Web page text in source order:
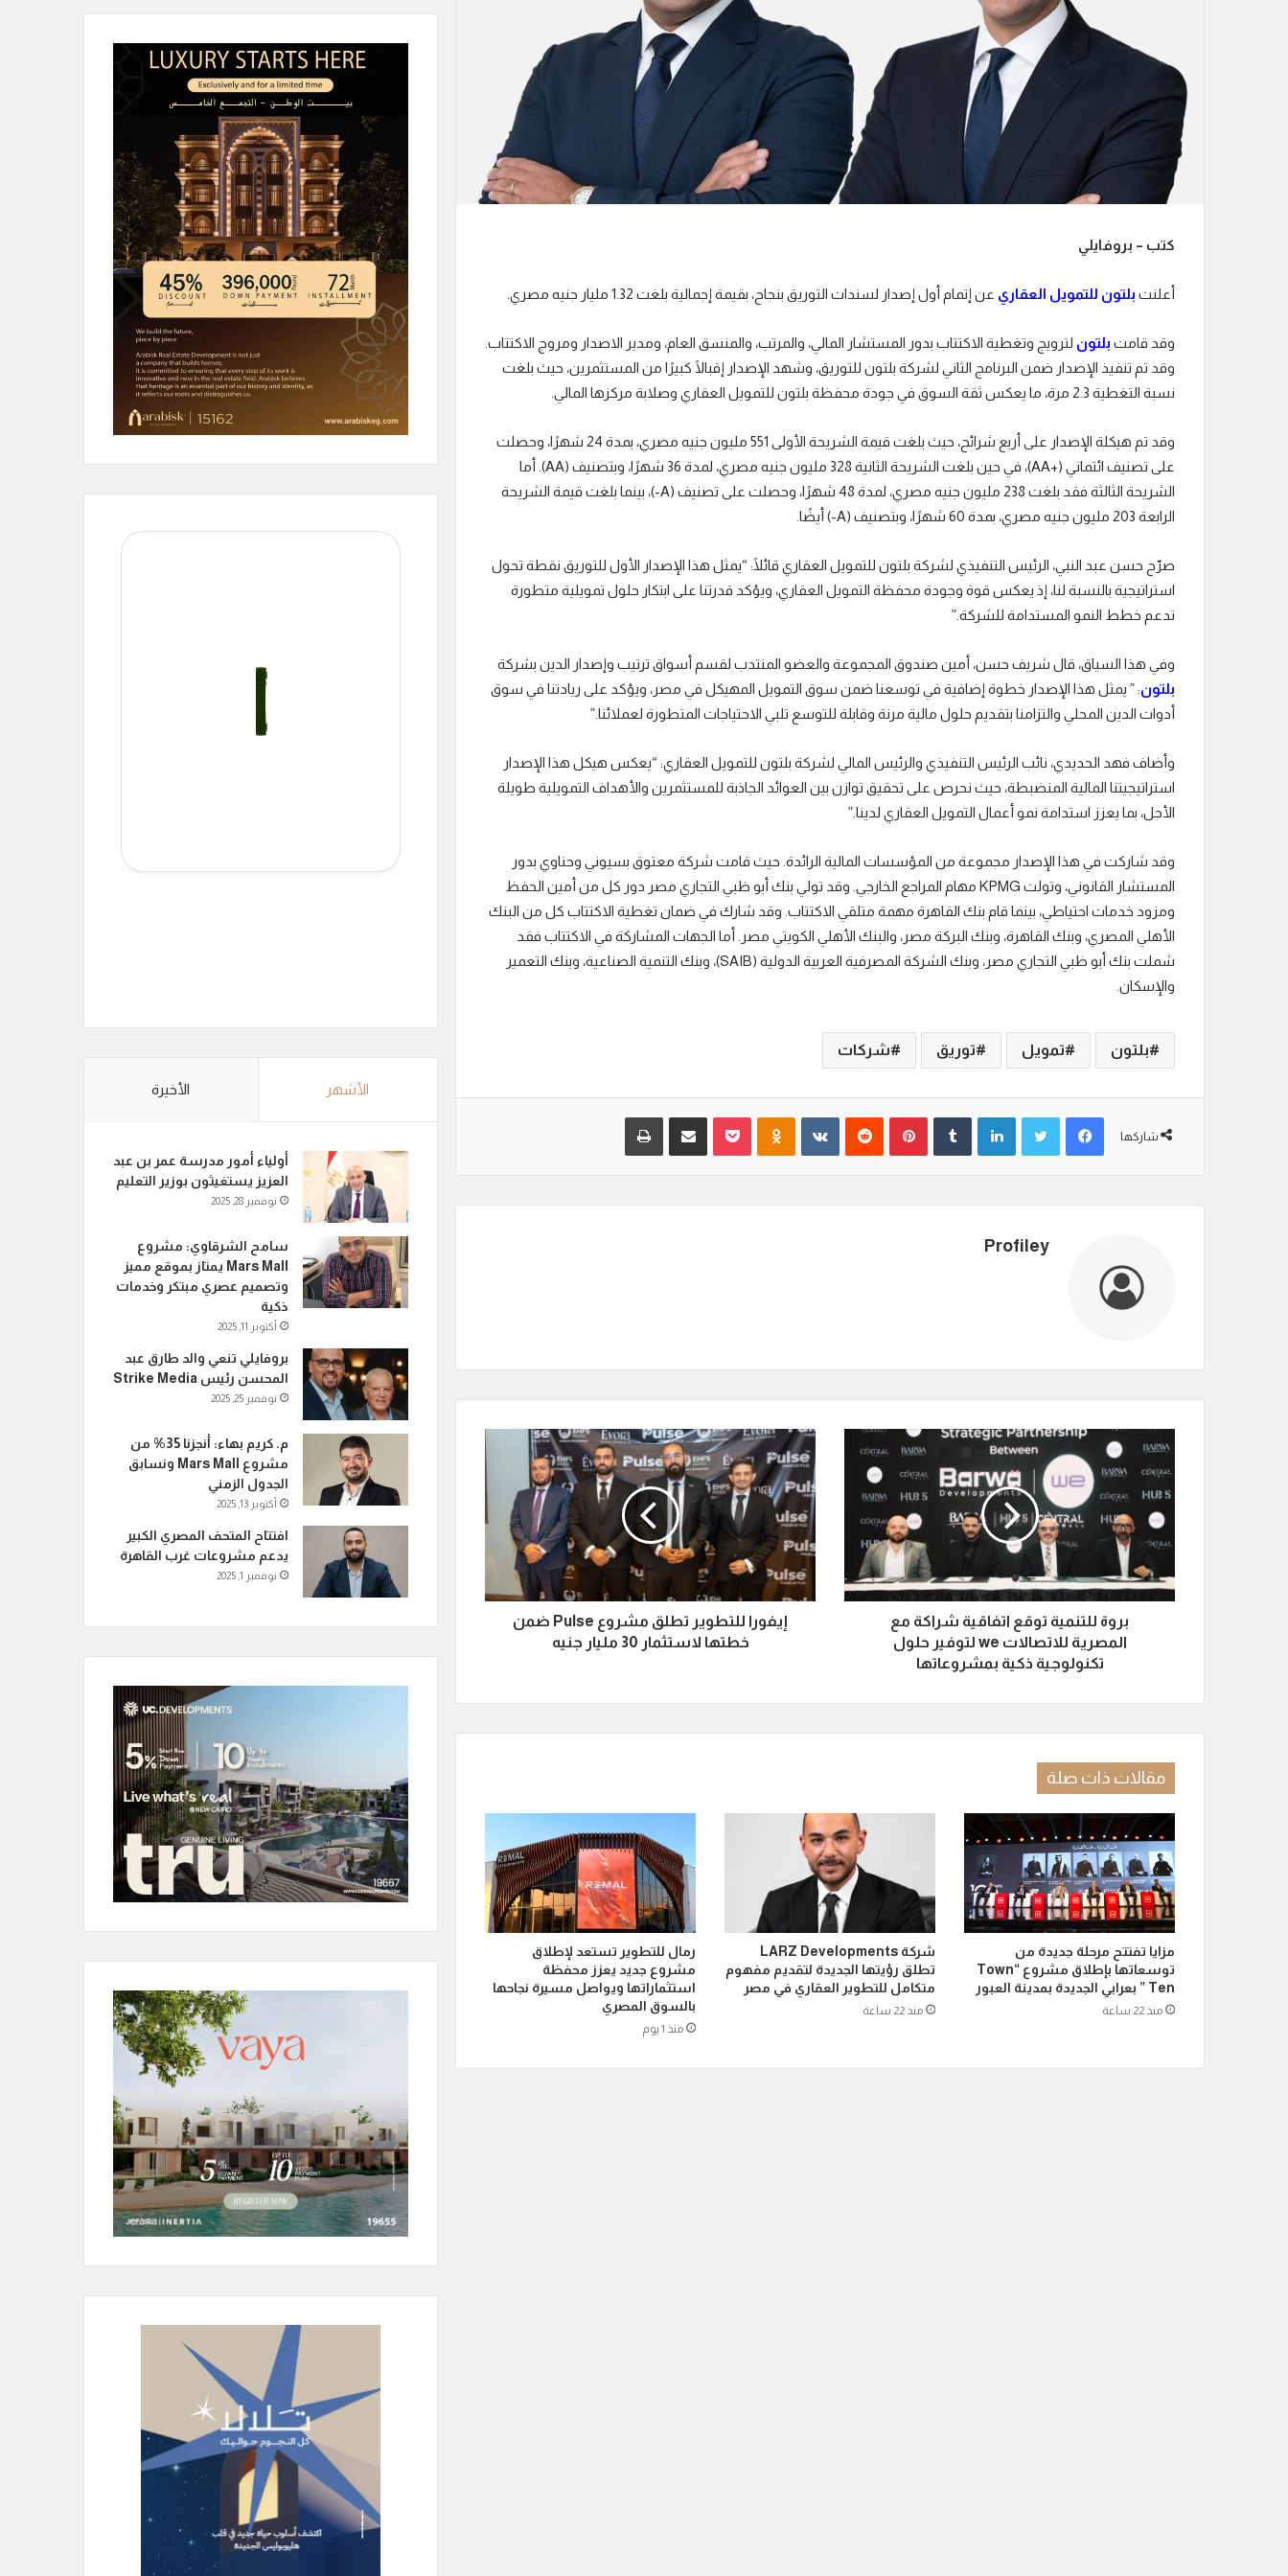
كتب – بروفايلي
أعلنت بلتون للتمويل العقاري عن إتمام أول إصدار لسندات التوريق بنجاح، بقيمة إجمالية بلغت 1.32 مليار جنيه مصري.
وقد قامت بلتون لترويج وتغطية الاكتتاب بدور المستشار المالي، والمرتب، والمنسق العام، ومدير الاصدار ومروج الاكتتاب.
وقد تم تنفيذ الإصدار ضمن البرنامج الثاني لشركة بلتون للتوريق، وشهد الإصدار إقبالًا كبيرًا من المستثمرين، حيث بلغت
نسبة التغطية 2.3 مرة، ما يعكس ثقة السوق في جودة محفظة بلتون للتمويل العقاري وصلابة مركزها المالي.
وقد تم هيكلة الإصدار على أربع شرائح، حيث بلغت قيمة الشريحة الأولى 551 مليون جنيه مصري، بمدة 24 شهرًا، وحصلت
على تصنيف ائتماني (+AA)، في حين بلغت الشريحة الثانية 328 مليون جنيه مصري، لمدة 36 شهرًا، وبتصنيف (AA). أما
الشريحة الثالثة فقد بلغت 238 مليون جنيه مصري، لمدة 48 شهرًا، وحصلت على تصنيف (A-)، بينما بلغت قيمة الشريحة
الرابعة 203 مليون جنيه مصري، بمدة 60 شهرًا، وبتصنيف (A-) أيضًا.
صرّح حسن عبد النبي، الرئيس التنفيذي لشركة بلتون للتمويل العقاري قائلًا: “يمثل هذا الإصدار الأول للتوريق نقطة تحول
استراتيجية بالنسبة لنا، إذ يعكس قوة وجودة محفظة التمويل العقاري، ويؤكد قدرتنا على ابتكار حلول تمويلية متطورة
تدعم خطط النمو المستدامة للشركة.”
وفي هذا السياق، قال شريف حسن، أمين صندوق المجموعة والعضو المنتدب لقسم أسواق ترتيب وإصدار الدين بشركة
بلتون: ” يمثل هذا الإصدار خطوة إضافية في توسعنا ضمن سوق التمويل المهيكل في مصر، ويؤكد على ريادتنا في سوق
أدوات الدين المحلي والتزامنا بتقديم حلول مالية مرنة وقابلة للتوسع تلبي الاحتياجات المتطورة لعملائنا.”
وأضاف فهد الحديدي، نائب الرئيس التنفيذي والرئيس المالي لشركة بلتون للتمويل العقاري: “يعكس هيكل هذا الإصدار
استراتيجيتنا المالية المنضبطة، حيث نحرص على تحقيق توازن بين العوائد الجاذبة للمستثمرين والأهداف التمويلية طويلة
الأجل، بما يعزز استدامة نمو أعمال التمويل العقاري لدينا.”
وقد شاركت في هذا الإصدار مجموعة من المؤسسات المالية الرائدة. حيث قامت شركة معتوق بسيوني وحناوي بدور
المستشار القانوني، وتولت KPMG مهام المراجع الخارجي. وقد تولي بنك أبو ظبي التجاري مصر دور كل من أمين الحفظ
ومزود خدمات احتياطي، بينما قام بنك القاهرة مهمة متلقي الاكتتاب. وقد شارك في ضمان تغطية الاكتتاب كل من البنك
الأهلي المصري، وبنك القاهرة، وبنك البركة مصر، والبنك الأهلي الكويتي مصر. أما الجهات المشاركة في الاكتتاب فقد
شملت بنك أبو ظبي التجاري مصر، وبنك الشركة المصرفية العربية الدولية (SAIB)، وبنك التنمية الصناعية، وبنك التعمير
والإسكان.
بلتون تمويل توريق شركات
شاركها
فيسبوكتويتر لينكدإن بينتيريست Odnoklassniki
بوكيت مشاركة عبر البريد طباعة
Profiley
بروة للتنمية توقع اتفاقية شراكة مع
المصرية للاتصالات we لتوفير حلول
تكنولوجية ذكية بمشروعاتها
إيفورا للتطوير تطلق مشروع Pulse ضمن
خطتها لاستثمار 30 مليار جنيه
مقالات ذات صلة
مزايا تفتتح مرحلة جديدة من
توسعاتها بإطلاق مشروع “Town
Ten ” بعرابي الجديدة بمدينة العبور
منذ 22 ساعة
شركة LARZ Developments
تطلق رؤيتها الجديدة لتقديم مفهوم
متكامل للتطوير العقاري في مصر
منذ 22 ساعة
رمال للتطوير تستعد لإطلاق
مشروع جديد يعزز محفظة
استثماراتها ويواصل مسيرة نجاحها
بالسوق المصري
منذ 1 يوم
الأشهر الأخيرة
أولياء أمور مدرسة عمر بن عبد
العزيز يستغيثون بوزير التعليم
نوفمبر 28, 2025
سامح الشرقاوي: مشروع
Mars Mall يمتاز بموقع مميز
وتصميم عصري مبتكر وخدمات
ذكية
أكتوبر 11, 2025
بروفايلي تنعي والد طارق عبد
المحسن رئيس Strike Media
نوفمبر 25, 2025
م. كريم بهاء: أنجزنا 35% من
مشروع Mars Mall ونسابق
الجدول الزمني
أكتوبر 13, 2025
افتتاح المتحف المصري الكبير
يدعم مشروعات غرب القاهرة
نوفمبر 1, 2025